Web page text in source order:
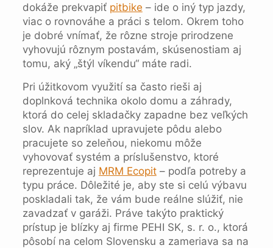
dokáže prekvapiť pitbike – ide o iný typ jazdy,
viac o rovnováhe a práci s telom. Okrem toho
je dobré vnímať, že rôzne stroje prirodzene
vyhovujú rôznym postavám, skúsenostiam aj
tomu, aký „štýl víkendu“ máte radi.
Pri úžitkovom využití sa často rieši aj
doplnková technika okolo domu a záhrady,
ktorá do celej skladačky zapadne bez veľkých
slov. Ak napríklad upravujete pôdu alebo
pracujete so zeleňou, niekomu môže
vyhovovať systém a príslušenstvo, ktoré
reprezentuje aj MRM Ecopit– podľa potreby a
typu práce. Dôležité je, aby ste si celú výbavu
poskladali tak, že vám bude reálne slúžiť, nie
zavadzať v garáži. Práve takýto praktický
prístup je blízky aj firme PEHI SK, s. r. o., ktorá
pôsobí na celom Slovensku a zameriava sa na